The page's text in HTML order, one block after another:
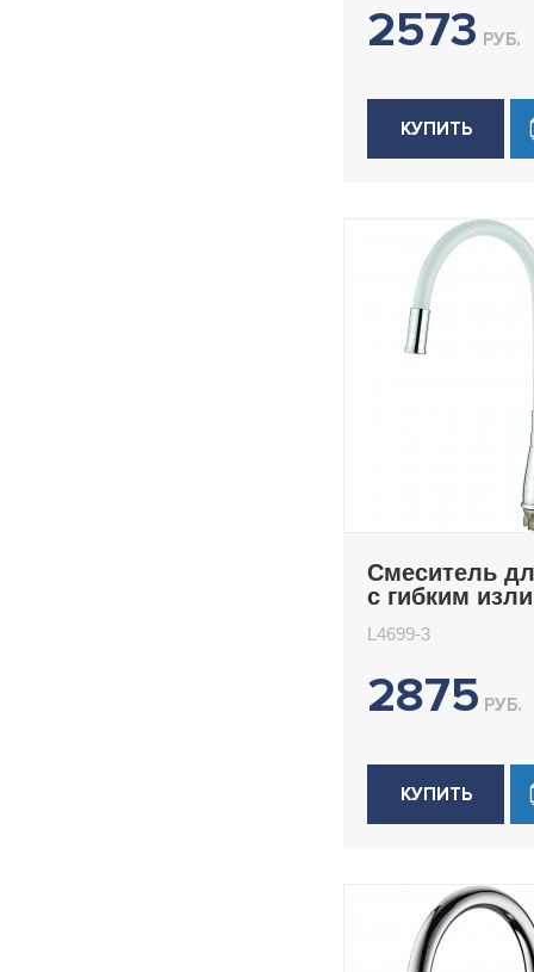
2573 РУБ.
КУПИТЬ
Смеситель
с гибким
L4699-3
2875 РУБ.
КУПИТЬ